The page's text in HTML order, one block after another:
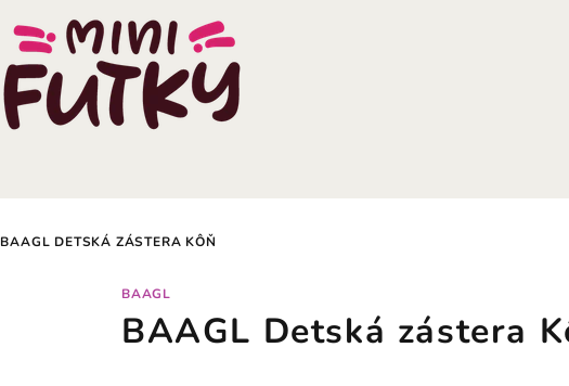
BAAGL DETSKÁ ZÁSTERA KÔŇ
BAAGL
BAAGL Detská zástera